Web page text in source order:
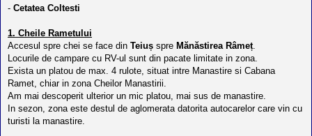
u
o
t
e
s
i
a
t
o
r
- Cetatea Coltesti
1. Cheile Rametului
Accesul spre chei se face din Teiuș spre Mănăstirea Râmeț.
Locurile de campare cu RV-ul sunt din pacate limitate in zona.
Exista un platou de max. 4 rulote, situat intre Manastire si Cabana
Ramet, chiar in zona Cheilor Manastirii.
Am mai descoperit ulterior un mic platou, mai sus de manastire.
In sezon, zona este destul de aglomerata datorita autocarelor care vin cu
turisti la manastire.